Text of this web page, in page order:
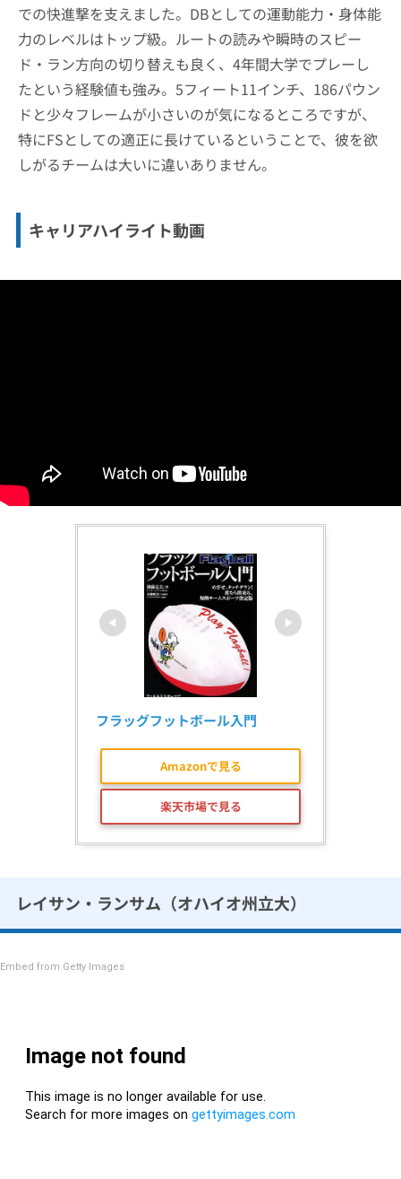
での快進撃を支えました。DBとしての運動能力・身体能
力のレベルはトップ級。ルートの読みや瞬時のスピー
ド・ラン方向の切り替えも良く、4年間大学でプレーし
たという経験値も強み。5フィート11インチ、186パウン
ドと少々フレームが小さいのが気になるところですが、
特にFSとしての適正に長けているということで、彼を欲
しがるチームは大いに違いありません。
キャリアハイライト動画
フラッグフットボール入門
Amazonで見る
楽天市場で見る
レイサン・ランサム（オハイオ州立大）
Embed from Getty Images